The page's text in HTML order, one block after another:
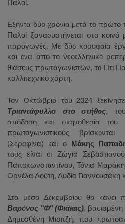
Παλαί.
Εξήντα δύο χρόνια μετά το πρώτο
Παλαί ξανασυστήνεται στο κοινό
παραγωγές. Με δύο κορυφαία
και ένα από το νεοελληνικό
θιάσους πρωταγωνιστών, το Πτι
καλλιτεχνικό χάρτη.
Τον Οκτώβριο του 2024
Τριαντάφυλλο στο στήθος,
απόδοση και σκηνοθεσία του
πρωταγωνιστικούς
(Σεραφίνα) και ο Μάκης
τους είναι οι Ζώγια
Παπακωνσταντίνου, Τόνια
Ορνέλα Λούτη, Λυδία Γιαννουσάκη
Στα μέσα Δεκεμβρίου θα κάνει
Βαρόνος "Φ" (Φιάκας),
Δημοσθένη Μισιτζή, που